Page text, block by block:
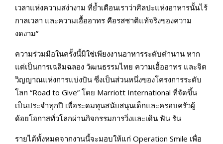
เวลาแห่งความสง่างาม ที่ย้ำเตือนเราว่าศิลปะแห่งอาหารนั้นไร้
กาลเวลา และความเอื้ออาทร คือรสชาติแท้จริงของความ
งดงาม”
ความร่วมมือในครั้งนี้มิใช่เพียงงานอาหารระดับตำนาน หาก
แต่เป็นการเฉลิมฉลอง วัฒนธรรมไทย ความเอื้ออาทร และจิต
วิญญาณแห่งการแบ่งปัน ซึ่งเป็นส่วนหนึ่งของโครงการระดับ
โลก “Road to Give” โดย Marriott International ที่จัดขึ้น
เป็นประจำทุกปี เพื่อระดมทุนสนับสนุนเด็กและครอบครัวผู้
ด้อยโอกาสทั่วโลกผ่านกิจกรรมการวิ่งและเดิน ฟัน รัน
รายได้ทั้งหมดจากงานนี้จะมอบให้แก่ Operation Smile เพื่อ